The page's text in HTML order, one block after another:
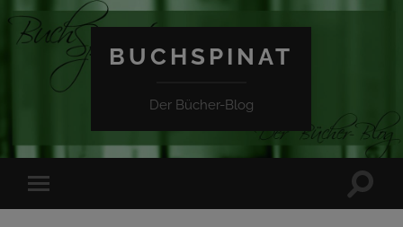
BUCHSPINAT
Der Bücher-Blog
Mobile-
Menü